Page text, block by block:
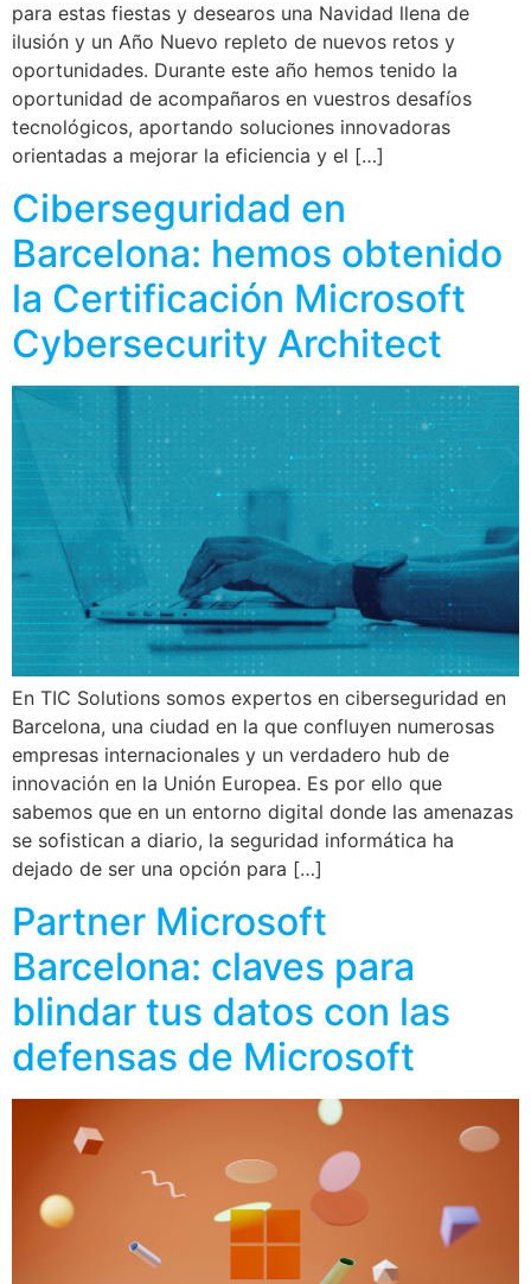
para estas fiestas y desearos una Navidad llena de
ilusión y un Año Nuevo repleto de nuevos retos y
oportunidades. Durante este año hemos tenido la
oportunidad de acompañaros en vuestros desafíos
tecnológicos, aportando soluciones innovadoras
orientadas a mejorar la eficiencia y el […]
Ciberseguridad en
Barcelona: hemos obtenido
la Certificación Microsoft
Cybersecurity Architect
En TIC Solutions somos expertos en ciberseguridad en
Barcelona, una ciudad en la que confluyen numerosas
empresas internacionales y un verdadero hub de
innovación en la Unión Europea. Es por ello que
sabemos que en un entorno digital donde las amenazas
se sofistican a diario, la seguridad informática ha
dejado de ser una opción para […]
Partner Microsoft
Barcelona: claves para
blindar tus datos con las
defensas de Microsoft